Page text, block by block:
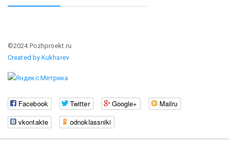
©2024 Pozhproekt.ru
Created by Kukharev
Facebook Twitter Google+
Mailru
vkontakte
odnoklassniki